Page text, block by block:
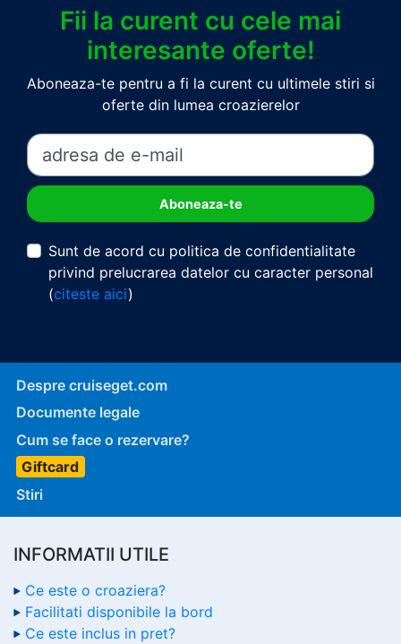
Fii la curent cu cele mai
interesante oferte!
Aboneaza-te pentru a fi la curent cu ultimele stiri si
oferte din lumea croazierelor
Sunt de acord cu politica de confidentialitate
privind prelucrarea datelor cu caracter personal
(citeste aici)
Despre cruiseget.com
Documente legale
Cum se face o rezervare?
Giftcard
Stiri
INFORMATII UTILE
Ce este o croaziera?
Facilitati disponibile la bord
Ce este inclus in pret?